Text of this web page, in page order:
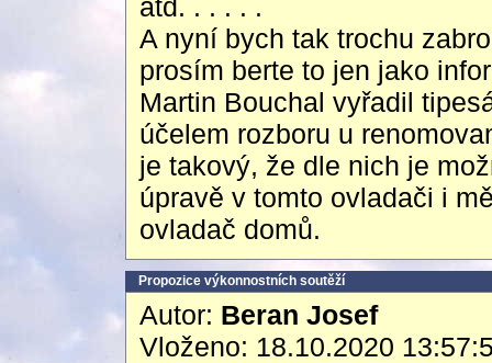
atd. . . . . .
A nyní bych tak trochu
prosím berte to jen jako
Martin Bouchal vyřadil
účelem rozboru u
je takový, že dle nich je
úpravě v tomto ovladači i
ovladač domů.
Propozice výkonnostních soutěží
Autor: Beran Josef
Vloženo: 18.10.2020